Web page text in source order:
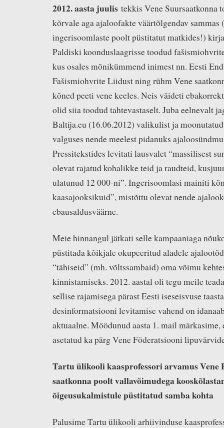
2012. aasta juulis tekkis Vene Suursaatkonna
kõrvale aga ajaloofakte väärtõlgendav
ingerisoomlaste poolt püstitatut matkides!)
Paldiski koonduslaagrisse toodud
kus osales mõnikümmend inimest nn. Eesti
Fašismiohvrite Liidust ning rühm Vene
kõned peeti vene keeles. Neis väideti
olid siia toodud tahtevastaselt. Juba eelnevalt
Baltija.eu (16.06.2012) valikulist ja
valguses nende meelest pidanuks
Pressitekstides levitati lausvalet “massilisest
olevat rajatud kohalikke teid ja raudteid,
ulatunud 12 000-ni”. Ingerisoomlasi mainiti
kaasajooksikuid”, mistõttu olevat nende
ebausaldusväärne.
Meie hinnangul jätkati selle kampaaniaga
püstitada kõikjale okupeeritud aladele
“tähiseid” (mh. võltssambaid) oma võimu
kinnistamiseks. 2012. aastal oli tegu meile
sellise rajamisega pärast Eesti iseseisvuse
desinformatsiooni levitamise vahend on
aktuaalne. Möödunud aasta 1. mail märkasime,
asetatud ka pärg Vene Föderatsiooni
Tartu ülikooli kaasprofessori arvamus Vene
saatkonna poolt vallavõimudega
õigeusukalmistule püstitatud samba kohta
Palusime Tartu ülikooli arhiivinduse